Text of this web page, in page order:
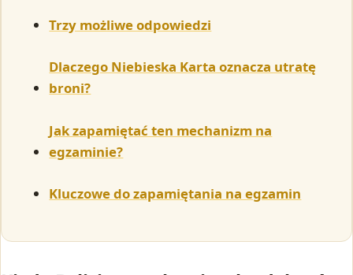
Trzy możliwe odpowiedzi
Dlaczego Niebieska Karta oznacza utratę
broni?
Jak zapamiętać ten mechanizm na
egzaminie?
Kluczowe do zapamiętania na egzamin